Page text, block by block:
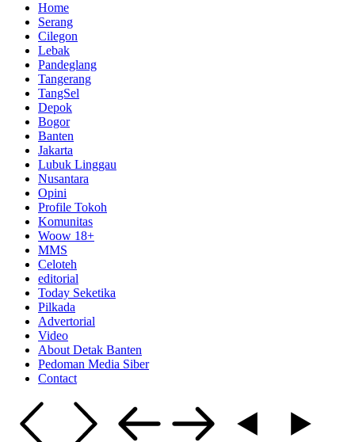
Home
Serang
Cilegon
Lebak
Pandeglang
Tangerang
TangSel
Depok
Bogor
Banten
Jakarta
Lubuk Linggau
Nusantara
Opini
Profile Tokoh
Komunitas
Woow 18+
MMS
Celoteh
editorial
Today Seketika
Pilkada
Advertorial
Video
About Detak Banten
Pedoman Media Siber
Contact